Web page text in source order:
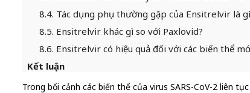
8.4. Tác dụng phụ thường gặp của Ensitrelvir là
8.5. Ensitrelvir khác gì so với Paxlovid?
8.6. Ensitrelvir có hiệu quả đối với các biến thể
Kết luận
Trong bối cảnh các biến thể của virus SARS-CoV-2 liên